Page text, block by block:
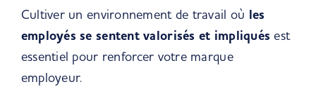
Cultiver un environnement de travail où les
employés se sentent valorisés et impliqués est
essentiel pour renforcer votre marque
employeur.